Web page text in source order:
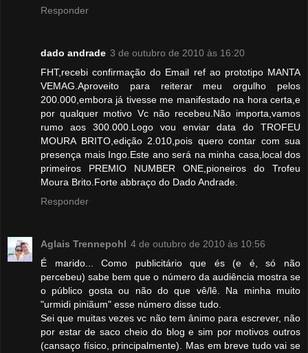
Responder
dado andrade 3 de outubro de 2010 às 16:20
FHT,recebi confirmação do Email ref ao prototipo MANTA
VEMAG.Aproveito para reiterar meu orgulho pelos
200.000,embora já tivesse me manifestado na hora certa,e
por qualquer motivo Vc não recebeu.Não importa,vamos
rumo aos 300.000.Logo vou enviar data do TROFEU
MOURA BRITO,edição 2.010,pois quero contar com sua
presença mais Ingo.Este ano será na minha casa,local dos
primeiros PREMIO NUMBER ONE,pioneiros do Trofeu
Moura Brito.Forte abbraço do Dado Andrade.
Responder
Aglais Trennepohl 4 de outubro de 2010 às 10:56
É marido... Como publicitário que és (e é, só não
percebeu) sabe bem que o número da audiência mostra se
o público gosta ou não do que vê/lê. Na minha muito
"urmidi piniãum" esse número disse tudo.
Sei que muitas vezes vc não tem ânimo para escrever, não
por estar de saco cheio do blog e sim por motivos outros
(cansaço físico, principalmente). Mas em breve tudo vai se